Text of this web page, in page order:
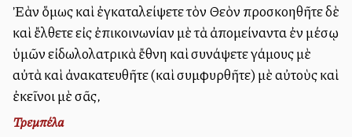
Ἐὰν ὅμως καὶ ἐγκαταλείψετε τὸν Θεὸν προσκολληθῆτε δὲ
καὶ ἔλθετε εἰς ἐπικοινωνίαν μὲ τὰ ἀπομείναντα ἐν μέσῳ
ὑμῶν εἰδωλολατρικὰ ἔθνη καὶ συνάψετε γάμους μὲ
αὐτὰ καὶ ἀνακατευθῆτε (καὶ συμφυρθῆτε) μὲ αὐτοὺς καὶ
ἐκεῖνοι μὲ σᾶς,
Τρεμπέλα